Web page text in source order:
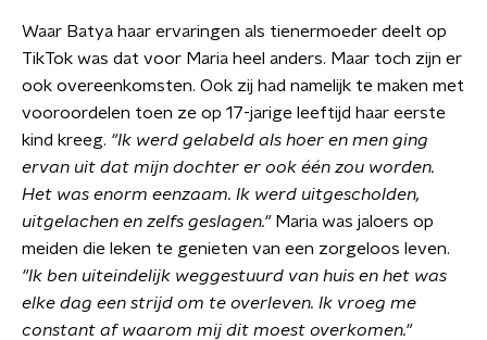
Waar Batya haar ervaringen als tienermoeder deelt op
TikTok was dat voor Maria heel anders. Maar toch zijn er
ook overeenkomsten. Ook zij had namelijk te maken met
vooroordelen toen ze op 17-jarige leeftijd haar eerste
kind kreeg. "Ik werd gelabeld als hoer en men ging
ervan uit dat mijn dochter er ook één zou worden.
Het was enorm eenzaam. Ik werd uitgescholden,
uitgelachen en zelfs geslagen." Maria was jaloers op
meiden die leken te genieten van een zorgeloos leven.
"Ik ben uiteindelijk weggestuurd van huis en het was
elke dag een strijd om te overleven. Ik vroeg me
constant af waarom mij dit moest overkomen."